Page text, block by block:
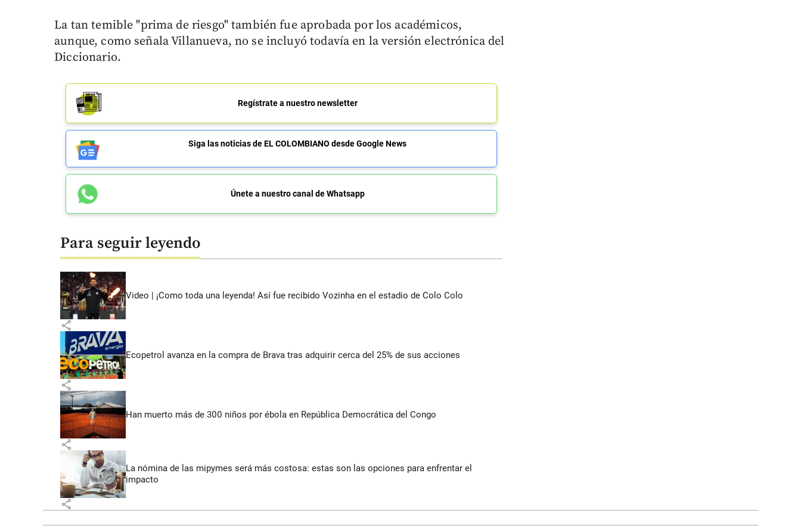
La tan temible "prima de riesgo" también fue aprobada por los académicos,
aunque, como señala Villanueva, no se incluyó todavía en la versión electrónica del
Diccionario.
Regístrate a nuestro newsletter
Siga las noticias de EL COLOMBIANO desde Google News
Únete a nuestro canal de Whatsapp
Para seguir leyendo
Video | ¡Como toda una leyenda! Así fue recibido Vozinha en el estadio de Colo Colo
share
Ecopetrol avanza en la compra de Brava tras adquirir cerca del 25% de sus acciones
share
Han muerto más de 300 niños por ébola en República Democrática del Congo
share
La nómina de las mipymes será más costosa: estas son las opciones para enfrentar el
impacto
share